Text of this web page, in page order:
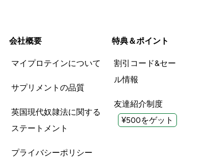
会社概要
マイプロテインについて
サプリメントの品質
英国現代奴隷法に関する
ステートメント
プライバシーポリシー
特典＆ポイント
割引コード&セー
ル情報
友達紹介制度
¥500をゲット